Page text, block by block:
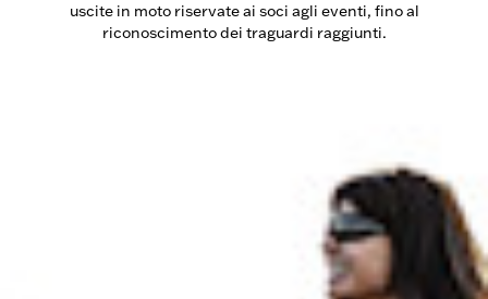
uscite in moto riservate ai soci agli eventi, fino al
riconoscimento dei traguardi raggiunti.